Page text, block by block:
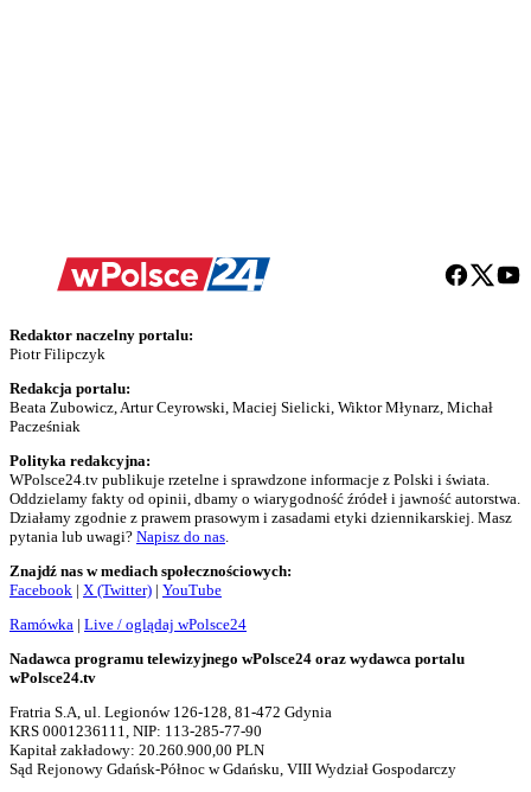
Redaktor naczelny portalu:
Piotr Filipczyk
Redakcja portalu:
Beata Zubowicz, Artur Ceyrowski, Maciej Sielicki, Wiktor Młynarz, Michał
Pacześniak
Polityka redakcyjna:
WPolsce24.tv publikuje rzetelne i sprawdzone informacje z Polski i świata.
Oddzielamy fakty od opinii, dbamy o wiarygodność źródeł i jawność autorstwa.
Działamy zgodnie z prawem prasowym i zasadami etyki dziennikarskiej. Masz
pytania lub uwagi? Napisz do nas
Znajdź nas w mediach społecznościowych:
Facebook | X (Twitter) | YouTube
Ramówka | Live / oglądaj wPolsce24
Nadawca programu telewizyjnego wPolsce24 oraz wydawca portalu
wPolsce24.tv
Fratria S.A, ul. Legionów 126-128, 81-472 Gdynia
KRS 0001236111, NIP: 113-285-77-90
Kapitał zakładowy: 20.260.900,00 PLN
Sąd Rejonowy Gdańsk-Północ w Gdańsku, VIII Wydział Gospodarczy